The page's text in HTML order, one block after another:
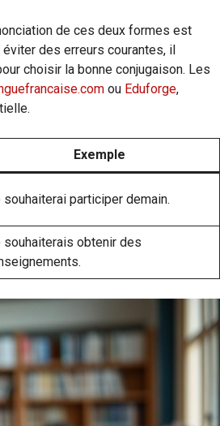
de ces deux formes est
des erreurs courantes, il
choisir la bonne conjugaison. Les
ou Eduforge,
Exemple
souhaiterai participer demain.
souhaiterais obtenir des